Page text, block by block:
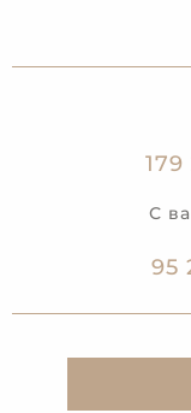
С
95